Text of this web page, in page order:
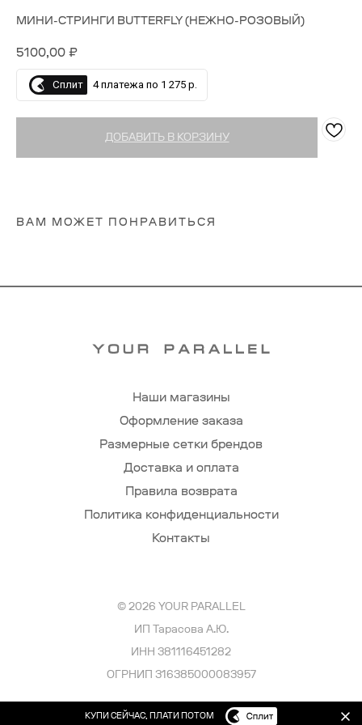
МИНИ-СТРИНГИ BUTTERFLY (НЕЖНО-РОЗОВЫЙ)
5100,00 ₽
Сплит 4 платежа по 1 275 р.
ДОБАВИТЬ В КОРЗИНУ
ВАМ МОЖЕТ ПОНРАВИТЬСЯ
Наши магазины
Оформление заказа
Размерные сетки брендов
Доставка и оплата
Правила возврата
Политика конфиденциальности
Контакты
© 2026 YOUR PARALLEL
ИП Тарасова А.Ю.
ИНН 381116451282
ОГРНИП 316385000083957
КУПИ СЕЙЧАС, ПЛАТИ ПОТОМ